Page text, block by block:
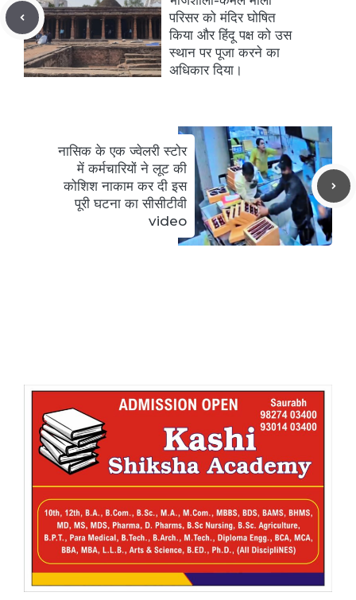
परिसर को मंदिर घोषित
किया और हिंदू पक्ष को उस
स्थान पर पूजा करने का
अधिकार दिया।
नासिक के एक ज्वेलरी स्टोर
में कर्मचारियों ने लूट की
कोशिश नाकाम कर दी इस
पूरी घटना का सीसीटीवी
video